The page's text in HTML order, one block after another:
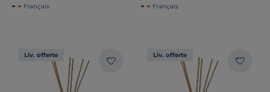
Français Français
Liv. offerte Liv. offerte